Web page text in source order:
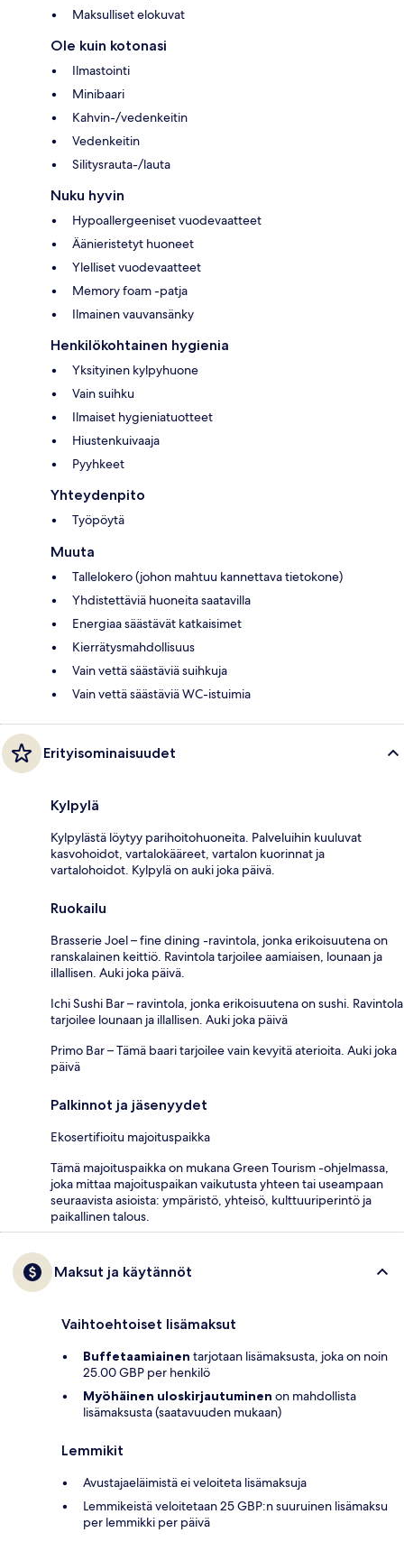
Maksulliset elokuvat
Ole kuin kotonasi
Ilmastointi
Minibaari
Kahvin-/vedenkeitin
Vedenkeitin
Silitysrauta-/lauta
Nuku hyvin
Hypoallergeeniset vuodevaatteet
Äänieristetyt huoneet
Ylelliset vuodevaatteet
Memory foam -patja
Ilmainen vauvansänky
Henkilökohtainen hygienia
Yksityinen kylpyhuone
Vain suihku
Ilmaiset hygieniatuotteet
Hiustenkuivaaja
Pyyhkeet
Yhteydenpito
Työpöytä
Muuta
Tallelokero (johon mahtuu kannettava tietokone)
Yhdistettäviä huoneita saatavilla
Energiaa säästävät katkaisimet
Kierrätysmahdollisuus
Vain vettä säästäviä suihkuja
Vain vettä säästäviä WC-istuimia
Erityisominaisuudet
Kylpylä
Kylpylästä löytyy parihoitohuoneita. Palveluihin kuuluvat
kasvohoidot, vartalokääreet, vartalon kuorinnat ja
vartalohoidot. Kylpylä on auki joka päivä.
Ruokailu
Brasserie Joel – fine dining -ravintola, jonka erikoisuutena on
ranskalainen keittiö. Ravintola tarjoilee aamiaisen, lounaan ja
illallisen. Auki joka päivä.
Ichi Sushi Bar – ravintola, jonka erikoisuutena on sushi. Ravintola
tarjoilee lounaan ja illallisen. Auki joka päivä
Primo Bar – Tämä baari tarjoilee vain kevyitä aterioita. Auki joka
päivä
Palkinnot ja jäsenyydet
Ekosertifioitu majoituspaikka
Tämä majoituspaikka on mukana Green Tourism -ohjelmassa,
joka mittaa majoituspaikan vaikutusta yhteen tai useampaan
seuraavista asioista: ympäristö, yhteisö, kulttuuriperintö ja
paikallinen talous.
Maksut ja käytännöt
Vaihtoehtoiset lisämaksut
Buffetaamiainen tarjotaan lisämaksusta, joka on noin
25.00 GBP per henkilö
Myöhäinen uloskirjautuminen on mahdollista
lisämaksusta (saatavuuden mukaan)
Lemmikit
Avustajaeläimistä ei veloiteta lisämaksuja
Lemmikeistä veloitetaan 25 GBP:n suuruinen lisämaksu
per lemmikki per päivä